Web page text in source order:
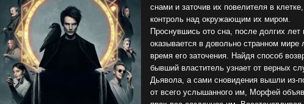
снами и заточив их повелителя в
контроль над окружающим их миром.
Проснувшись ото сна, после долгих
оказывается в довольно странном
время его заточения. Найдя способ
бывший властитель узнает от верных
Дьявола, а сами сновидения вышли из-
от всего услышанного им, Морфей